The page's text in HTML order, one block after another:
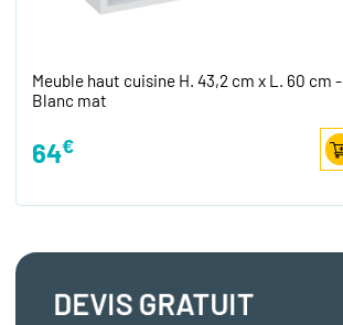
Meuble haut cuisine H. 43,2 cm x L. 60 cm -
Blanc mat
64€